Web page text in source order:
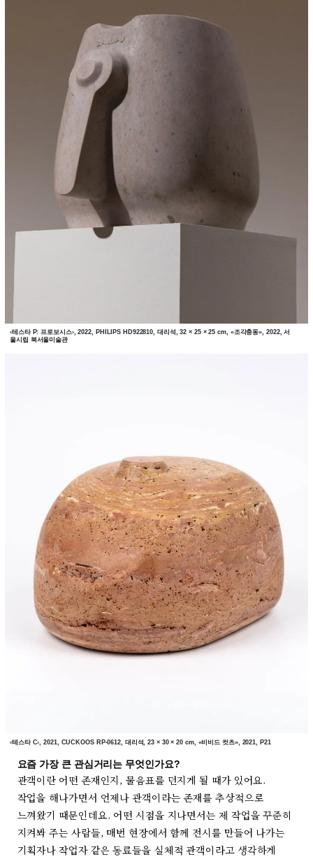
‹테스타 P: 프로보시스›, 2022, PHILIPS HD922810, 대리석, 32 × 25 × 25 cm, «조각충동», 2022, 서
울시립 북서울미술관
‹테스타 C›, 2021, CUCKOOS RP-0612, 대리석, 23 × 30 × 20 cm, «비비드 컷츠», 2021, P21
요즘 가장 큰 관심거리는 무엇인가요?
관객이란 어떤 존재인지, 물음표를 던지게 될 때가 있어요.
작업을 해나가면서 언제나 관객이라는 존재를 추상적으로
느껴왔기 때문인데요. 어떤 시점을 지나면서는 제 작업을 꾸준히
지켜봐 주는 사람들, 매번 현장에서 함께 전시를 만들어 나가는
기획자나 작업자 같은 동료들을 실체적 관객이라고 생각하게